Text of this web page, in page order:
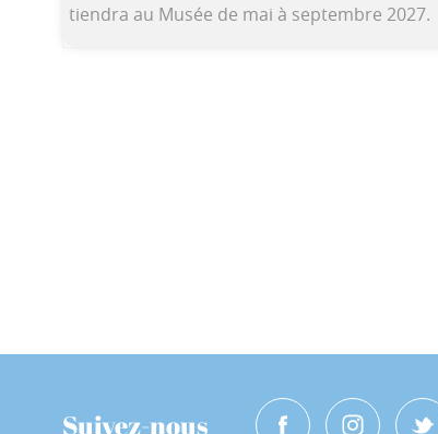
tiendra au Musée de mai à septembre 2027.
Suivez-nous